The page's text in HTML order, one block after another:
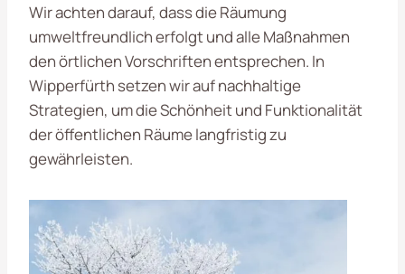
Wir achten darauf, dass die Räumung
umweltfreundlich erfolgt und alle Maßnahmen
den örtlichen Vorschriften entsprechen. In
Wipperfürth setzen wir auf nachhaltige
Strategien, um die Schönheit und Funktionalität
der öffentlichen Räume langfristig zu
gewährleisten.